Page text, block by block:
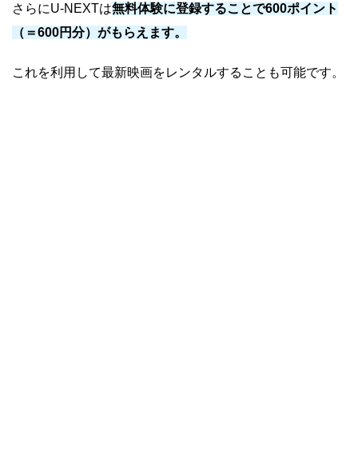
さらにU-NEXTは無料体験に登録することで600ポイント
（＝600円分）がもらえます。
これを利用して最新映画をレンタルすることも可能です。